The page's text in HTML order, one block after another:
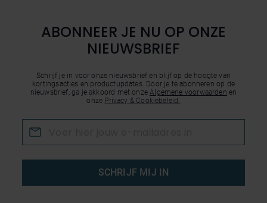
ABONNEER JE NU OP ONZE
NIEUWSBRIEF
Schrijf je in voor onze nieuwsbrief en blijf op de hoogte van
kortingsacties en productupdates. Door je te abonneren op de
nieuwsbrief, ga je akkoord met onzeAlgemene voorwaarden en
onze Privacy & Cookiebeleid.
SCHRIJF MIJ IN